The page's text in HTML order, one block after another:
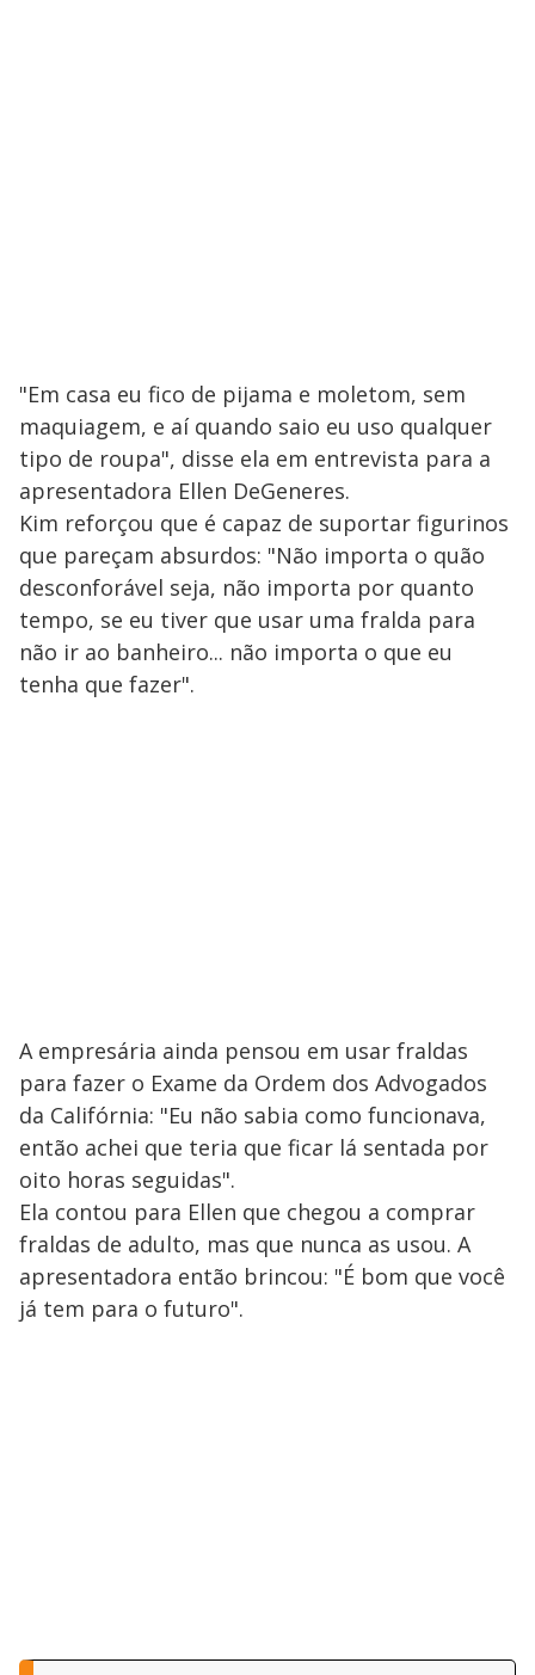
"Em casa eu fico de pijama e moletom, sem
maquiagem, e aí quando saio eu uso qualquer
tipo de roupa", disse ela em entrevista para a
apresentadora Ellen DeGeneres.
Kim reforçou que é capaz de suportar figurinos
que pareçam absurdos: "Não importa o quão
desconforável seja, não importa por quanto
tempo, se eu tiver que usar uma fralda para
não ir ao banheiro... não importa o que eu
tenha que fazer".
A empresária ainda pensou em usar fraldas
para fazer o Exame da Ordem dos Advogados
da Califórnia: "Eu não sabia como funcionava,
então achei que teria que ficar lá sentada por
oito horas seguidas".
Ela contou para Ellen que chegou a comprar
fraldas de adulto, mas que nunca as usou. A
apresentadora então brincou: "É bom que você
já tem para o futuro".